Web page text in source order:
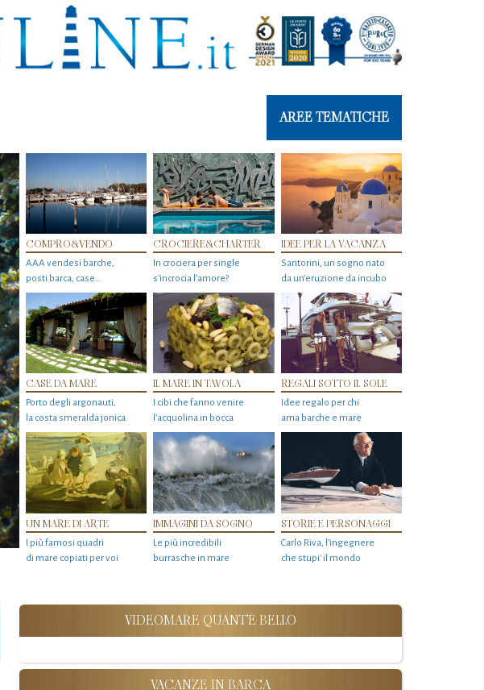
AREE TEMATICHE
COMPRO&VENDO
AAA vendesi barche,
posti barca, case…
CROCIERE&CHARTER
In crociera per single
s'incrocia l’amore?
IDEE PER LA VACANZA
Santorini, un sogno nato
da un’eruzione da incubo
CASE DA MARE
Porto degli argonauti,
la costa smeralda jonica
IL MARE IN TAVOLA
I cibi che fanno venire
l’acquolina in bocca
REGALI SOTTO IL SOLE
Idee regalo per chi
ama barche e mare
UN MARE DI ARTE
I più famosi quadri
di mare copiati per voi
IMMAGINI DA SOGNO
Le più incredibili
burrasche in mare
STORIE E PERSONAGGI
Carlo Riva, l’ingegnere
che stupi' il mondo
VIDEOMARE QUANT'È BELLO
VACANZE IN BARCA